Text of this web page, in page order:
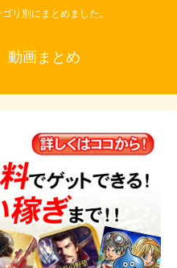
リ別にまとめました。
画まとめ